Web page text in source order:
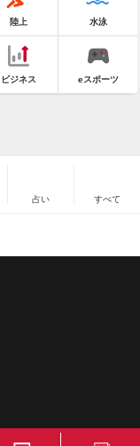
陸上 水泳
ビジネス eスポーツ
占い すべて